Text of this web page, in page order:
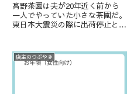
髙野茶園は夫が20年近く前から
一人でやっていた小さな茶園だ。
東日本大震災の際に出荷停止とな
な状況を少し乗り越えた10年ほ
ど前から、蒸し製煎茶などより機
店主のつぶやき